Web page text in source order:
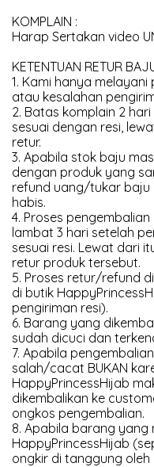
KOMPLAIN :
Harap Sertakan video
KETENTUAN RETUR
1. Kami hanya
atau kesalahan
2. Batas komplain 2
sesuai dengan resi,
retur.
3. Apabila stok baju
dengan produk yang
refund uang/tukar
habis.
4. Proses
lambat 3 hari setelah
sesuai resi. Lewat dari
retur produk tersebut.
5. Proses retur/refund
di butik
pengiriman resi).
6. Barang yang
sudah dicuci dan
7. Apabila
salah/cacat BUKAN
HappyPrincessHijab
dikembalikan ke
ongkos pengembalian.
8. Apabila barang yang
HappyPrincessHijab
ongkir di tanggung oleh